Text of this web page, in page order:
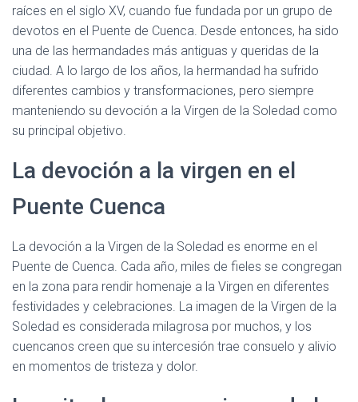
raíces en el siglo XV, cuando fue fundada por un grupo de
devotos en el Puente de Cuenca. Desde entonces, ha sido
una de las hermandades más antiguas y queridas de la
ciudad. A lo largo de los años, la hermandad ha sufrido
diferentes cambios y transformaciones, pero siempre
manteniendo su devoción a la Virgen de la Soledad como
su principal objetivo.
La devoción a la virgen en el
Puente Cuenca
La devoción a la Virgen de la Soledad es enorme en el
Puente de Cuenca. Cada año, miles de fieles se congregan
en la zona para rendir homenaje a la Virgen en diferentes
festividades y celebraciones. La imagen de la Virgen de la
Soledad es considerada milagrosa por muchos, y los
cuencanos creen que su intercesión trae consuelo y alivio
en momentos de tristeza y dolor.